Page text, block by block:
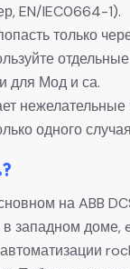
EN/IEC0664-1).
только
для Мод и са.
нежелательные
одного
на ABB
западном доме,